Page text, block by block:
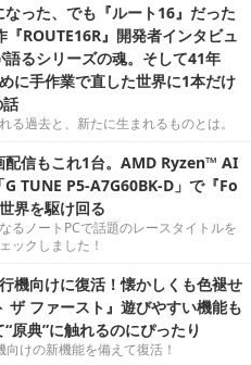
った、でも『ルート16』だった
ROUTE16R』開発者インタビュ
るシリーズの魂。そして41年
に手作業で直した世界に1本だけ
話
る過去と、新たに生まれるものとは。
配信もこれ1台。AMD Ryzen™ AI
TUNE P5-A7G60BK-D」で『Fo
界を駆け回る
るノートPCで話題のレースタイトルを
ックしました！
機向けに復活！懐かしくも色褪せ
ザ ファースト』遊びやすい機能も
原典”に触れるのにぴったり
けの新機能を備えて復活！